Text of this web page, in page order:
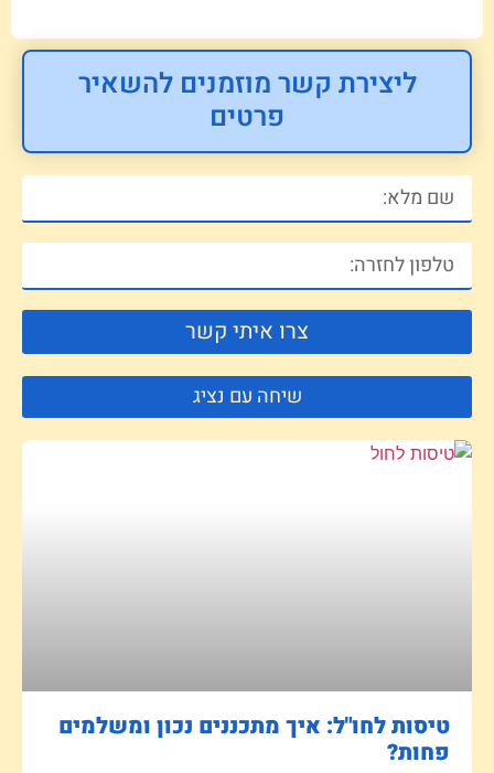
ליצירת קשר מוזמנים להשאיר
פרטים
צרו איתי קשר
שיחה עם נציג
טיסות לחו"ל: איך מתכננים נכון ומשלמים
פחות?